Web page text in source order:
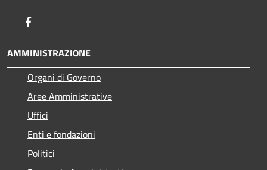
AMMINISTRAZIONE
Organi di Governo
Aree Amministrative
Uffici
Enti e fondazioni
Politici